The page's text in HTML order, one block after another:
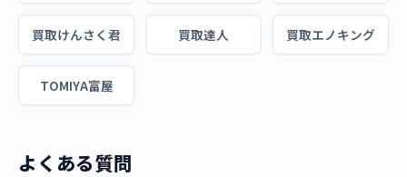
買取けんさく君 買取達人 買取エノキング
TOMIYA富屋
よくある質問